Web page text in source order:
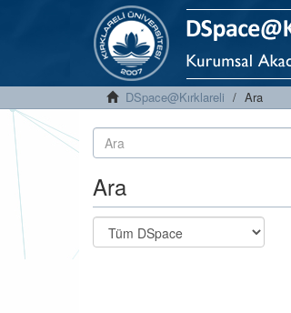
DSpace@Kırklareli Ara
Ara